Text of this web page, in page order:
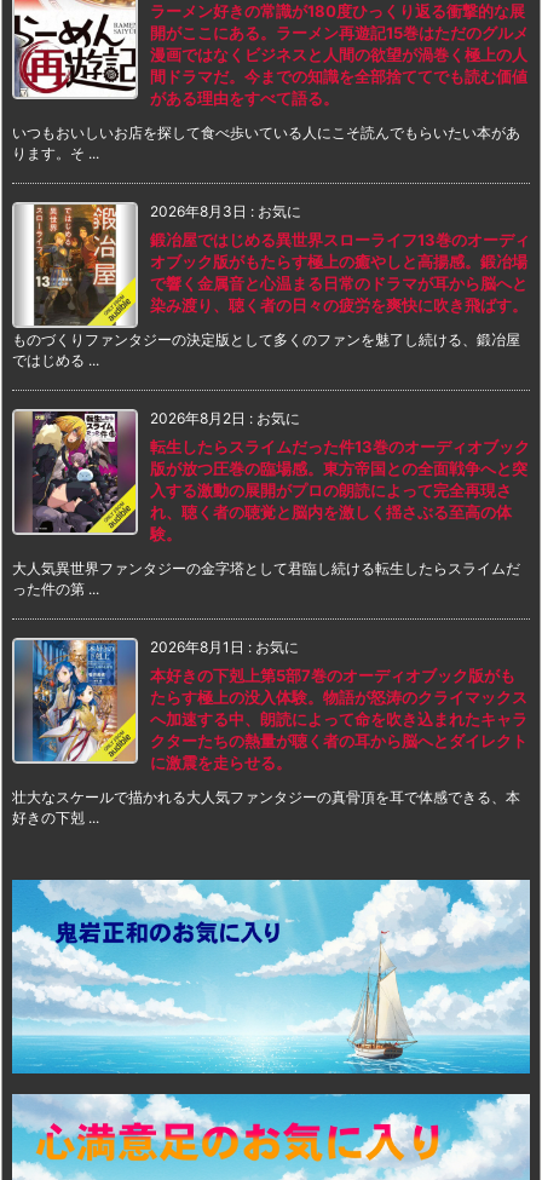
ラーメン好きの常識が180度ひっくり返る衝撃的な展
開がここにある。ラーメン再遊記15巻はただのグルメ
漫画ではなくビジネスと人間の欲望が渦巻く極上の人
間ドラマだ。今までの知識を全部捨ててでも読む価値
がある理由をすべて語る。
いつもおいしいお店を探して食べ歩いている人にこそ読んでもらいたい本があ
ります。そ ...
2026年8月3日 : お気に
鍛冶屋ではじめる異世界スローライフ13巻のオーディ
オブック版がもたらす極上の癒やしと高揚感。鍛冶場
で響く金属音と心温まる日常のドラマが耳から脳へと
染み渡り、聴く者の日々の疲労を爽快に吹き飛ばす。
ものづくりファンタジーの決定版として多くのファンを魅了し続ける、鍛冶屋
ではじめる ...
2026年8月2日 : お気に
転生したらスライムだった件13巻のオーディオブック
版が放つ圧巻の臨場感。東方帝国との全面戦争へと突
入する激動の展開がプロの朗読によって完全再現さ
れ、聴く者の聴覚と脳内を激しく揺さぶる至高の体
験。
大人気異世界ファンタジーの金字塔として君臨し続ける転生したらスライムだ
った件の第 ...
2026年8月1日 : お気に
本好きの下剋上第5部7巻のオーディオブック版がも
たらす極上の没入体験。物語が怒涛のクライマックス
へ加速する中、朗読によって命を吹き込まれたキャラ
クターたちの熱量が聴く者の耳から脳へとダイレクト
に激震を走らせる。
壮大なスケールで描かれる大人気ファンタジーの真骨頂を耳で体感できる、本
好きの下剋 ...